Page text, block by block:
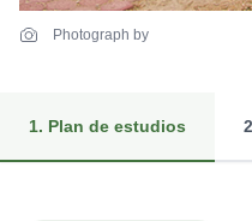
Photograph by
1. Plan de estudios